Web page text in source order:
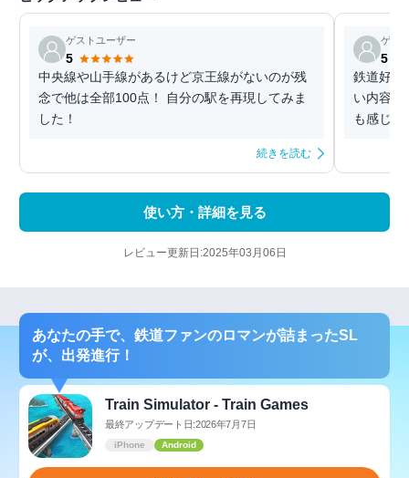
ゲストユーザー
5
中央線や山手線があるけど京王線がないのが残
念で他は全部100点！ 自分の駅を再現してみま
した！
続きを読む
ゲス
5
鉄道好き
い内容で
も感じ
使い方・詳細を見る
レビュー更新日:2025年03月06日
あなたの手で、鉄道ファンのロマンが詰まったSL
が、出発進行！
Train Simulator - Train Games
最終アップデート日:2026年7月7日
iPhone Android